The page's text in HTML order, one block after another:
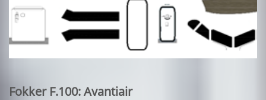
Fokker F.100: Avantiair